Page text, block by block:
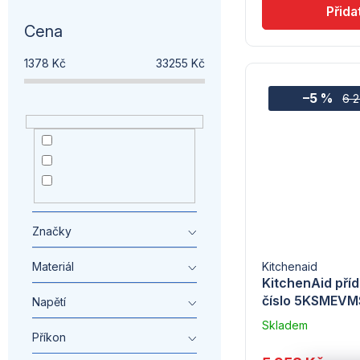
Cena
1378 Kč 33255 Kč
nemazat
Medailonek -
stare 3
Značky
Materiál
Napětí
Příkon
6
–5 %
KitchenAid
číslo
Kitchenaid
Skladem
dodavatele